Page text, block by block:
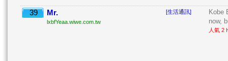
39 Mr.
lxbfYeaa.wiwe.com.tw
[生活通訊]
Kobe
now,
人氣 2